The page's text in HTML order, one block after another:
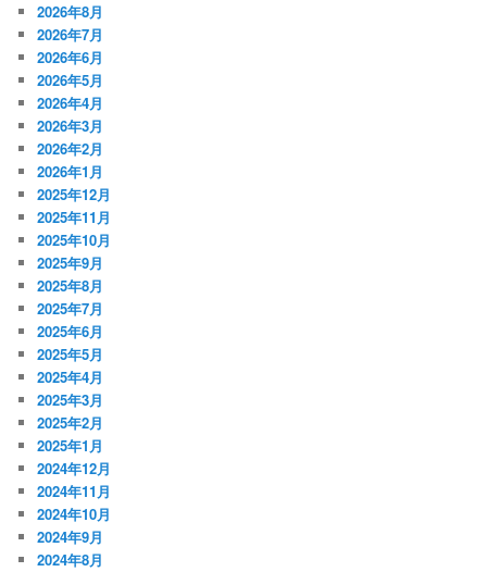
2026年8月
2026年7月
2026年6月
2026年5月
2026年4月
2026年3月
2026年2月
2026年1月
2025年12月
2025年11月
2025年10月
2025年9月
2025年8月
2025年7月
2025年6月
2025年5月
2025年4月
2025年3月
2025年2月
2025年1月
2024年12月
2024年11月
2024年10月
2024年9月
2024年8月